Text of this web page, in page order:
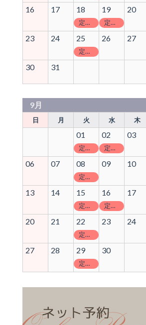
16 17 18
定休日
19
定休日
20
23 24 25
定休日
26 27
30 31
9月
日 月 火 水 木
01
定休日
02
定休日
03
06 07 08
定休日
09 10
13 14 15
定休日
16
定休日
17
20 21 22
定休日
23 24
27 28 29
定休日
30